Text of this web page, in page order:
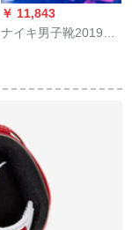
￥ 11,843
ナイキ男子靴2019春
トレインナイングー
AO 2919-901 AO
2919-040/250